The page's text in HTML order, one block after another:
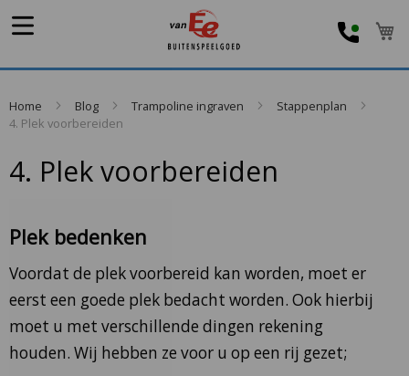
Home Blog Trampoline ingraven
Stappenplan
4. Plek voorbereiden
4. Plek voorbereiden
Plek bedenken
Voordat de plek voorbereid kan worden, moet er
eerst een goede plek bedacht worden. Ook hierbij
moet u met verschillende dingen rekening
houden. Wij hebben ze voor u op een rij gezet;